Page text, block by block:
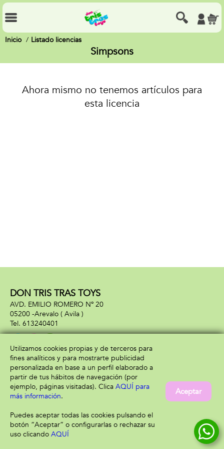
Inicio Listado licencias
Simpsons
Ahora mismo no tenemos artículos para
esta licencia
DON TRIS TRAS TOYS
AVD. EMILIO ROMERO Nº 20
05200 -Arevalo ( Avila )
613240401
Información
Aviso legal
Política de privacidad
Política de cookies
Atención al cliente
Envío y devolución
Utilizamos cookies propias y de terceros para
fines analíticos y para mostrarte publicidad
personalizada en base a un perfil elaborado a
partir de tus hábitos de navegación (por
ejemplo, páginas visitadas). Clica AQUÍ para
más información.
Puedes aceptar todas las cookies pulsando el
botón “Aceptar” o configurarlas o rechazar su
uso clicando AQUÍ
Aceptar